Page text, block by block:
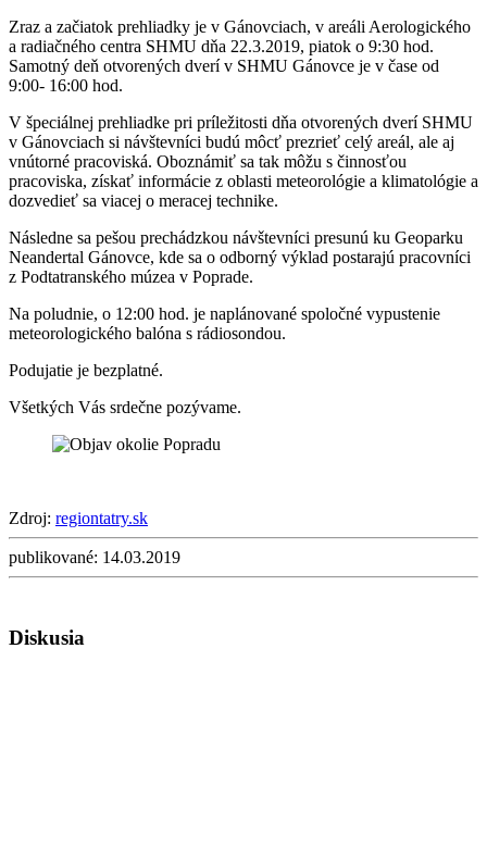
Zraz a začiatok prehliadky je v Gánovciach, v areáli Aerologického
a radiačného centra SHMU dňa 22.3.2019, piatok o 9:30 hod.
Samotný deň otvorených dverí v SHMU Gánovce je v čase od
9:00- 16:00 hod.
V špeciálnej prehliadke pri príležitosti dňa otvorených dverí SHMU
v Gánovciach si návštevníci budú môcť prezrieť celý areál, ale aj
vnútorné pracoviská. Oboznámiť sa tak môžu s činnosťou
pracoviska, získať informácie z oblasti meteorológie a klimatológie a
dozvedieť sa viacej o meracej technike.
Následne sa pešou prechádzkou návštevníci presunú ku Geoparku
Neandertal Gánovce, kde sa o odborný výklad postarajú pracovníci
z Podtatranského múzea v Poprade.
Na poludnie, o 12:00 hod. je naplánované spoločné vypustenie
meteorologického balóna s rádiosondou.
Podujatie je bezplatné.
Všetkých Vás srdečne pozývame.
Zdroj: regiontatry.sk
publikované: 14.03.2019
Diskusia